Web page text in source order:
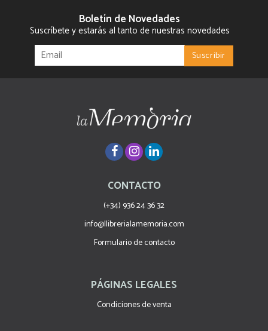
Boletín de Novedades
Suscríbete y estarás al tanto de nuestras novedades
CONTACTO
(+34) 936 24 36 32
info@llibrerialamemoria.com
Formulario de contacto
PÁGINAS LEGALES
Condiciones de venta